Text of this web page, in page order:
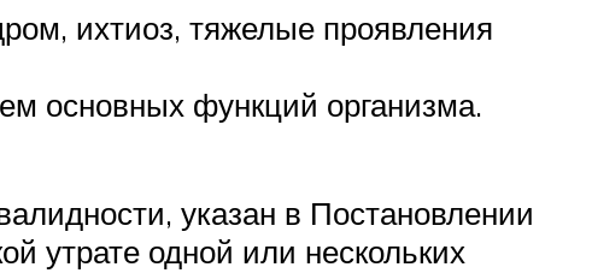
ихтиоз, тяжелые проявления
основных функций организма.
указан в Постановлении
утрате одной или нескольких